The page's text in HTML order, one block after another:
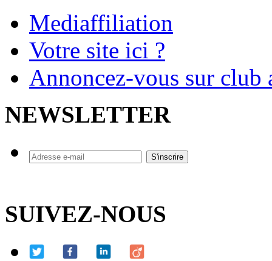
Mediaffiliation
Votre site ici ?
Annoncez-vous sur
NEWSLETTER
SUIVEZ-NOUS